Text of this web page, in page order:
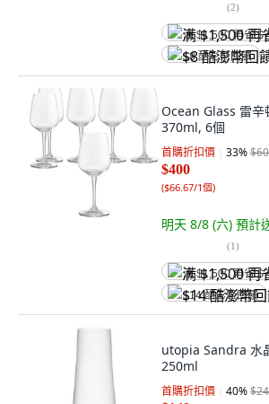
(2)
满 $1,500 再省
$8 酷澎幣回饋
Ocean Glass 雷辛
370ml, 6個
首購折扣價 33%
$400
($66.67/1個)
明天 8/8 (六) 預計
(1)
满 $1,500 再省
$14 酷澎幣回饋
utopia Sandra 水
250ml
首購折扣價 40%